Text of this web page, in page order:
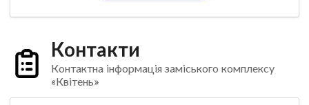
Контакти
Контактна інформація заміського комплексу
«Квітень»